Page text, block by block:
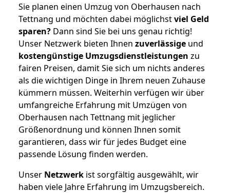
Sie planen einen Umzug von Oberhausen nach
Tettnang und möchten dabei möglichstviel Geld
sparen? Dann sind Sie bei uns genau richtig!
Unser Netzwerk bieten Ihnen zuverlässige und
kostengünstige Umzugsdienstleistungen zu
fairen Preisen, damit Sie sich um nichts anderes
als die wichtigen Dinge in Ihrem neuen Zuhause
kümmern müssen. Weiterhin verfügen wir über
umfangreiche Erfahrung mit Umzügen von
Oberhausen nach Tettnang mit jeglicher
Größenordnung und können Ihnen somit
garantieren, dass wir für jedes Budget eine
passende Lösung finden werden.
Unser Netzwerk ist sorgfältig ausgewählt, wir
haben viele Jahre Erfahrung im Umzugsbereich.